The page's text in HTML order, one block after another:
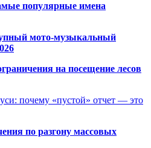
популярные имена
мото-музыкальный
на посещение лесов
почему «пустой» отчет — это
по разгону массовых